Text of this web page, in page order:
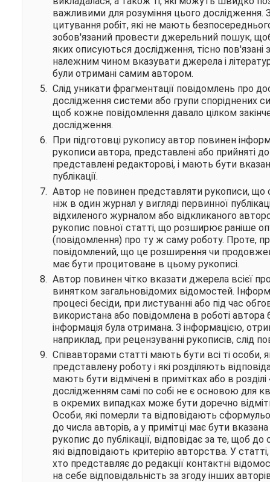
важливими для розуміння цього дослідження.
цитування робіт, які не мають
зобов'язаний провести джерельний пошук, щоб
яких описуються дослідження, тісно
належним чином вказувати джерела і
були отримані самим автором.
Слід уникати фрагментації повідомлень про
дослідження системи або групи споріднених
щоб кожне повідомлення давало цілком
дослідження.
При підготовці рукопису автор повинен
рукописи автора, представлені або прийняті
представлені редакторові, і мають бути
публікації.
Автор не повинен представляти рукописи, що
ніж в один журнал у вигляді первинної
відхиленого журналом або відкликаного
рукопис повної статті, що розширює раніше
(повідомлення) про ту ж саму роботу. Проте,
повідомлений, що це розширення чи
має бути процитоване в цьому рукописі.
Автор повинен чітко вказати джерела всієї
винятком загальновідомих відомостей.
процесі бесіди, при листуванні або під час
використана або повідомлена в роботі автора
інформація була отримана. З інформацією,
наприклад, при рецензуванні рукописів, слід
Співавторами статті мають бути всі ті особи,
представлену роботу і які розділяють
мають бути відмічені в примітках або в
дослідженням самі по собі не є основою для
в окремих випадках може бути доречно
Особи, які померли та відповідають
до числа авторів, а у примітці має бути
рукопис до публікації, відповідає за те, щоб
які відповідають критерію авторства. У
хто представляє до редакції контактні
на себе відповідальність за згоду інших